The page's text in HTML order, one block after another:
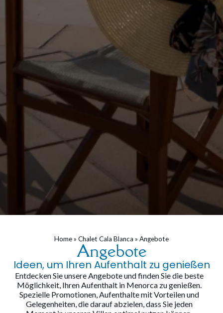
Home» Chalet Cala Blanca » Angebote
Angebote
Ideen, um Ihren Aufenthalt zu genießen
Entdecken Sie unsere Angebote und finden Sie die beste
Möglichkeit, Ihren Aufenthalt in Menorca zu genießen.
Spezielle Promotionen, Aufenthalte mit Vorteilen und
Gelegenheiten, die darauf abzielen, dass Sie jeden